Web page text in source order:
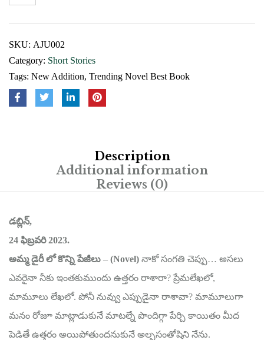
SKU: AJU002
Category: Short Stories
Tags: New Addition, Trending Novel Best Book
Description
Additional information
Reviews (0)
డబ్లిన్,
24 ఫిబ్రవరి 2023.
అమ్మ డైరీ లో కొన్ని పేజీలు – (Novel) నాకో సంగతి చెప్పు… అసలు
ఎవరైనా నీకు ఇంతకుముందు ఉత్తరం రాశారా? ప్రేమలేఖలో,
మామూలు లేఖలో. పోనీ నువ్వు ఎప్పుడైనా రాశావా? మామూలుగా
మనం రోజూ మాట్లాడుకునే మాటల్నే పొందిగ్గా పేర్చి కాయితం మీద
పెడితే ఉత్తరం అయిపోతుందనుకునే అల్పసంతోషిని నేను.